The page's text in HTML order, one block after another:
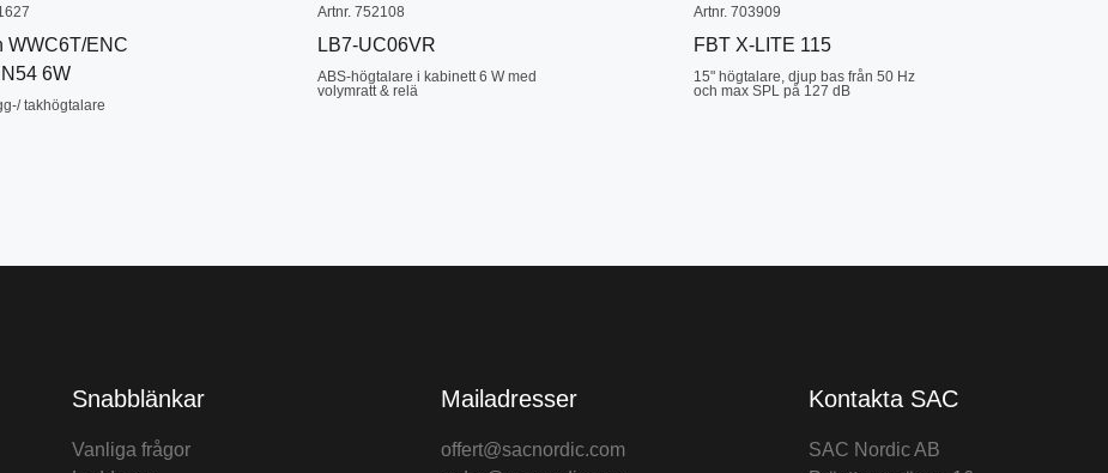
WWC6T/ENC
6W
takhögtalare
Artnr. 752108
LB7-UC06VR
ABS-högtalare i kabinett 6 W med
volymratt & relä
Artnr. 703909
FBT X-LITE 115
15" högtalare, djup bas från 50 Hz
och max SPL på 127 dB
Snabblänkar
Vanliga frågor
Mailadresser
offert@sacnordic.com
Kontakta SAC
SAC Nordic AB